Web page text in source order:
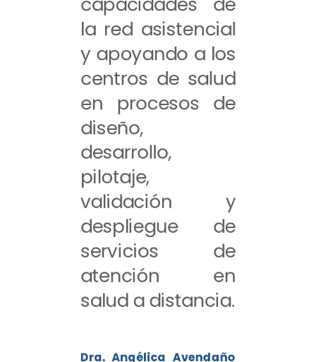
la red asistencial
y apoyando a los
centros de salud
en procesos de
diseño,
desarrollo,
pilotaje,
validación y
despliegue de
servicios de
atención en
salud a distancia.
Dra. Angélica Avendaño